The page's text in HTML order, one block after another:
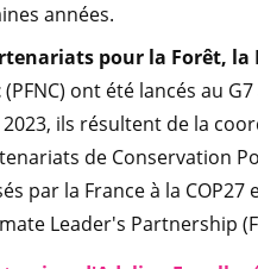
années.
pour la Forêt, la
(PFNC) ont été lancés au
2023, ils résultent de la
de Conservation
par la France à la COP27
Leader's Partnership